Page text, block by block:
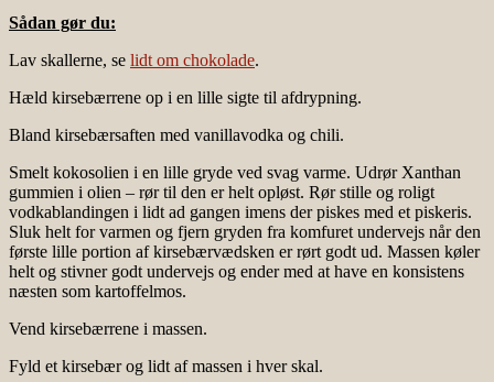
Sådan gør du:
Lav skallerne, se lidt om chokolade.
Hæld kirsebærrene op i en lille sigte til afdrypning.
Bland kirsebærsaften med vanillavodka og chili.
Smelt kokosolien i en lille gryde ved svag varme. Udrør Xanthan
gummien i olien – rør til den er helt opløst. Rør stille og roligt
vodkablandingen i lidt ad gangen imens der piskes med et piskeris.
Sluk helt for varmen og fjern gryden fra komfuret undervejs når den
første lille portion af kirsebærvædsken er rørt godt ud. Massen køler
helt og stivner godt undervejs og ender med at have en konsistens
næsten som kartoffelmos.
Vend kirsebærrene i massen.
Fyld et kirsebær og lidt af massen i hver skal.